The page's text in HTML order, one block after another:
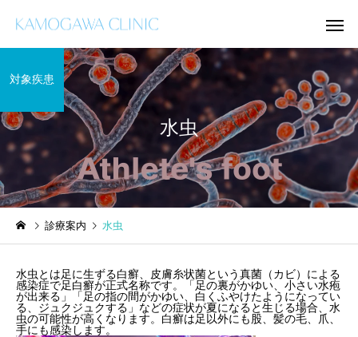
乾癬 掌蹠膿疱症
ボトックス注射 湿疹
治療情報
ボトックス（アラガン社
学術活動
人工神経、米国FDAで
売中 当院所属の鈴木
が25年間開発
水虫
対象疾患
診療案内 水虫
水虫とは足に生ずる白癬、皮膚糸状菌という真菌（カビ）による
感染症で足白癬が正式名称です。「足の裏がかゆい、小さい水疱
が出来る」「足の指の間がかゆい、白くふやけたようになってい
る、ジュクジュクする」などの症状が夏になると生じる場合、水
虫の可能性が高くなります。白癬は足以外にも股、髪の毛、爪、
手にも感染します。